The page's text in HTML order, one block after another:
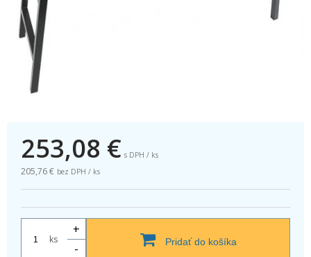
253,08 € s DPH / ks
205,76 € bez DPH / ks
ks
+
-
Pridať do košíka